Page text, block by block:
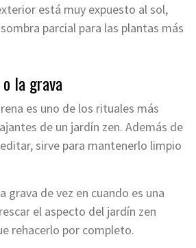
está muy expuesto al sol,
parcial para las plantas más
la grava
es uno de los rituales más
de un jardín zen. Además de
sirve para mantenerlo limpio
grava de vez en cuando es una
el aspecto del jardín zen
rehacerlo por completo.